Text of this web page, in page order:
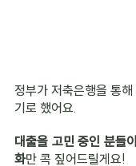
정부가 저축은행을 통
기로 했어요.
대출을 고민 중인 분들
화만 콕 짚어드릴게요!